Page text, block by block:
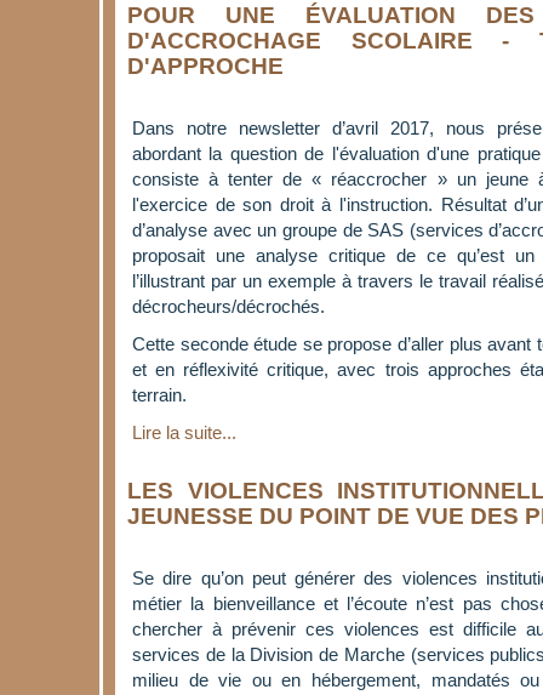
POUR UNE ÉVALUATION
D'ACCROCHAGE SCOLAIRE -
D'APPROCHE
Dans notre newsletter d’avril 2017, nous
abordant la question de l'évaluation d'une
consiste à tenter de « réaccrocher » un jeune
l'exercice de son droit à l'instruction. Résultat
d’analyse avec un groupe de SAS (services
proposait une analyse critique de ce qu’est un
l’illustrant par un exemple à travers le travail
décrocheurs/décrochés.
Cette seconde étude se propose d’aller plus avant
et en réflexivité critique, avec trois approches
terrain.
Lire la suite...
LES VIOLENCES
JEUNESSE DU POINT DE VUE DES
Se dire qu’on peut générer des violences
métier la bienveillance et l’écoute n’est pas
chercher à prévenir ces violences est difficile
services de la Division de Marche (services
milieu de vie ou en hébergement, mandatés